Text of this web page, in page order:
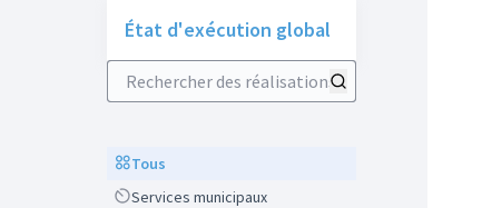
État d'exécution global
Rechercher des réalisations
ScopeTous
ScopeServices municipaux